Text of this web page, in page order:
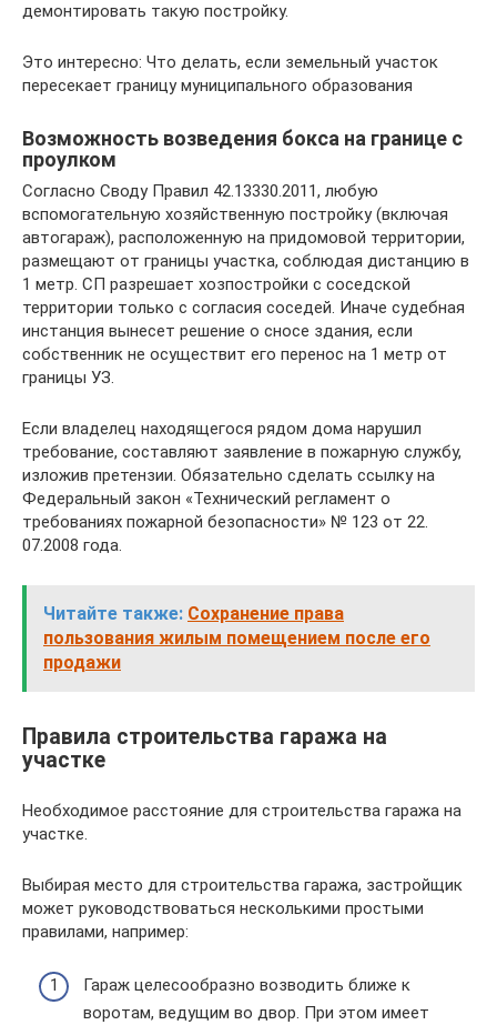
демонтировать такую постройку.
Это интересно: Что делать, если земельный участок
пересекает границу муниципального образования
Возможность возведения бокса на границе с
проулком
Согласно Своду Правил 42.13330.2011, любую
вспомогательную хозяйственную постройку (включая
автогараж), расположенную на придомовой территории,
размещают от границы участка, соблюдая дистанцию в
1 метр. СП разрешает хозпостройки с соседской
территории только с согласия соседей. Иначе судебная
инстанция вынесет решение о сносе здания, если
собственник не осуществит его перенос на 1 метр от
границы УЗ.
Если владелец находящегося рядом дома нарушил
требование, составляют заявление в пожарную службу,
изложив претензии. Обязательно сделать ссылку на
Федеральный закон «Технический регламент о
требованиях пожарной безопасности» № 123 от 22.
07.2008 года.
Читайте также: Сохранение права
пользования жилым помещением после его
продажи
Правила строительства гаража на
участке
Необходимое расстояние для строительства гаража на
участке.
Выбирая место для строительства гаража, застройщик
может руководствоваться несколькими простыми
правилами, например:
Гараж целесообразно возводить ближе к
воротам, ведущим во двор. При этом имеет